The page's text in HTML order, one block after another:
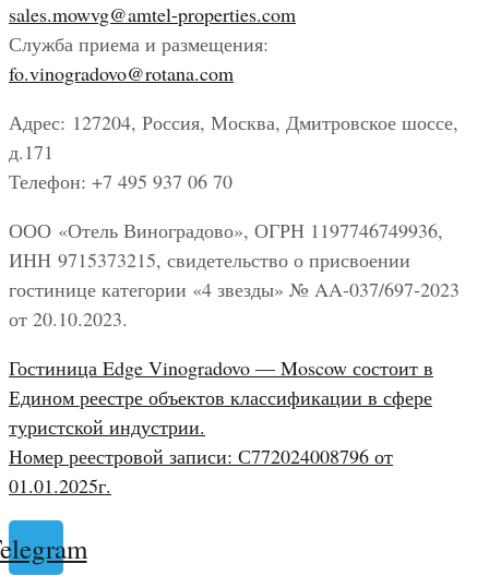
sales.mowvg@amtel-properties.com
Служба приема и размещения:
fo.vinogradovo@rotana.com
Адрес: 127204, Россия, Москва, Дмитровское шоссе,
д.171
Телефон: +7 495 937 06 70
ООО «Отель Виноградово», ОГРН 1197746749936,
ИНН 9715373215, свидетельство о присвоении
гостинице категории «4 звезды» № AA-037/697-2023
от 20.10.2023.
Гостиница Edge Vinogradovo — Moscow состоит в
Едином реестре объектов классификации в сфере
туристской индустрии.
Номер реестровой записи: С772024008796 от
01.01.2025г.